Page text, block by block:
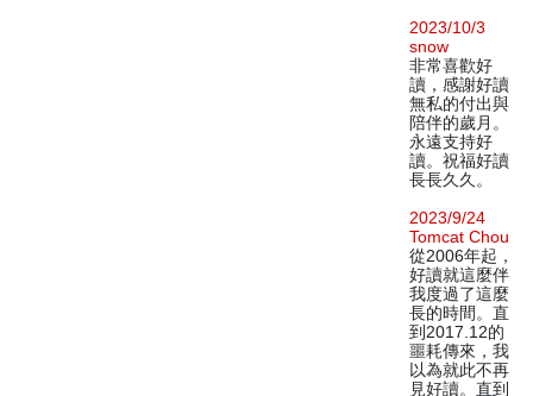
2023/10/3
snow
非常喜歡好
讀，感謝好讀
無私的付出與
陪伴的歲月。
永遠支持好
讀。祝福好讀
長長久久。
2023/9/24
Tomcat Chou
從2006年起，
好讀就這麼伴
我度過了這麼
長的時間。直
到2017.12的
噩耗傳來，我
以為就此不再
見好讀。直到